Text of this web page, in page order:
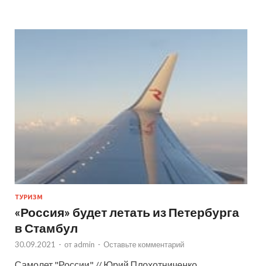
ТУРИЗМ
«Россия» будет летать из Петербурга
в Стамбул
30.09.2021 - от admin - Оставьте комментарий